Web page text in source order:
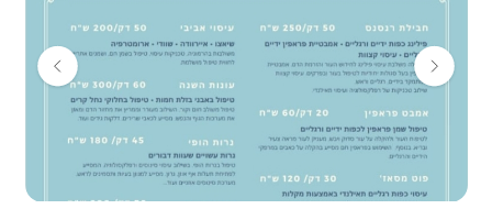
אורכו של טיפול כ 50 דקות עלויות ובהתאם לטיפול הנבחר.
יש לתאם את הטיפול מראש